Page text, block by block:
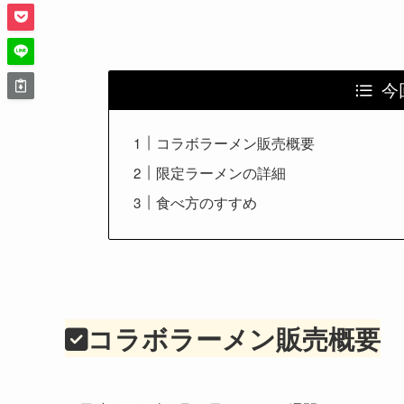
今
コラボラーメン販売概要
限定ラーメンの詳細
食べ方のすすめ
コラボラーメン販売概要